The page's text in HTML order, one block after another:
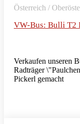
Österreich /
VW-Bus: Bulli T2
Verkaufen unseren
Radträger
Pickerl gemacht